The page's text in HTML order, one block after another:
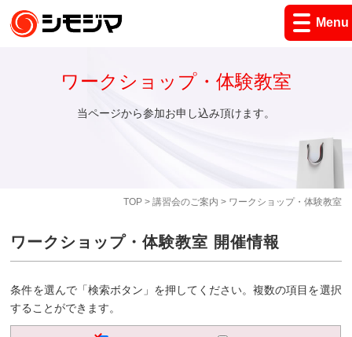
Menu
TOP> 講習会のご案内 > ワークショップ・体験教室
ワークショップ・体験教室
当ページから参加お申し込み頂けます。
ワークショップ・体験教室 開催情報
条件を選んで「検索ボタン」を押してください。複数の項目を選択
することができます。